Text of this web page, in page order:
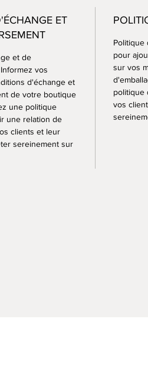
marron
L.200cm
Poids:
ET
et de
vos
d'échange et
de votre boutique
une politique
une relation de
clients et leur
sereinement sur
Politique
pour
sur vos
politique
vos